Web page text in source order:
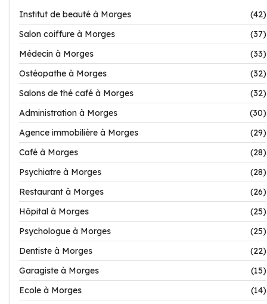
Institut de beauté à Morges
(42)
Salon coiffure à Morges
(37)
Médecin à Morges
(33)
Ostéopathe à Morges
(32)
Salons de thé café à Morges
(32)
Administration à Morges
(30)
Agence immobilière à Morges
(29)
Café à Morges
(28)
Psychiatre à Morges
(28)
Restaurant à Morges
(26)
Hôpital à Morges
(25)
Psychologue à Morges
(25)
Dentiste à Morges
(22)
Garagiste à Morges
(15)
Ecole à Morges
(14)